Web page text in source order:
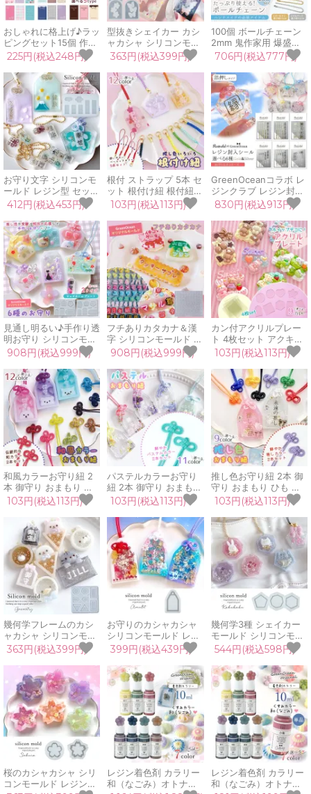
おしゃれに格上げ♪ラッ
ピングセット15個 作品
台紙 OPP袋 プチギフト
プレゼント 販売 量産
お守り バレンタイン
UVレジン
GreenOceanオリジナ
ル♪
225円(税込248円)
型抜きシェイカー カシ
ャカシャ シリコンモー
ルド レジン型 星 スタ
ー さくら 桜 蝶 バタフ
ライ お守り キーホルダ
ー UVレジン LED クラ
フト
363円(税込399円)
100個 ボールチェーン
2mm 鬼作家用 爆盛パ
ック 11cm 12cm ゴール
ド シルバー ストラップ
アクセサリー パーツ 材
料 玉鎖 大容量 業務用
卸
706円(税込777円)
お守り文字 シリコンモ
ールド レジン型 セット
推し活 合格 おまもり
御守り 御札 お札 受験
キーホルダー デコパー
ツ UVレジン LEDレジ
ン 手芸 クラフト
412円(税込453円)
根付 ストラップ 5本 セ
ット 根付け紐 根付紐
御守り おまもり お守り
パーツ 手作り 日本 試
合 部活 受験 合格祈願
材料 資材 UVレジン 手
芸 クラフト
103円(税込113円)
GreenOceanコラボ レ
ジンクラブ レジン封入
シール お守り文字 金文
字 銀文字 推し活 手作
り 御守 合格 受験 必勝
透明 UVレジン Resin
Club
830円(税込913円)
見通し明るい♪手作り透
明お守り シリコンモー
ルド シェイカーモール
ド レジン型 推し活 合
格 UVレジン 手芸 クラ
フト GreenOceanオリ
ジナル♪
908円(税込999円)
フチありカタカナ＆漢
字 シリコンモールド レ
ジン型 セット 片仮名
数字 丸文字 推し活 デ
コ 名前 UVレジン 手芸
クラフト GreenOcean
オリジナル♪
908円(税込999円)
カン付アクリルプレー
ト 4枚セット アクキー
キーホルダー 丸 ハート
星 タグ 長方形 お守り
通し穴付き レジンデコ
ホイップデコ 推し活 パ
ーツ チャーム クラフト
103円(税込113円)
和風カラーお守り紐 2
本 御守り おまもり ひ
も パーツ 手作り 日本
めがね結び 二重 叶結び
試合 部活 受験 合格祈
願 材料 資材 UVレジン
手芸 クラフト
103円(税込113円)
パステルカラーお守り
紐 2本 御守り おまもり
ひも パーツ 手作り 和
風 日本 めがね結び 二
重 叶結び 受験 合格祈
願 材料 資材 UVレジン
手芸 クラフト
103円(税込113円)
推し色お守り紐 2本 御
守り おまもり ひも 推
し活グッズ パーツ 手作
り 和風 日本 めがね結
び 二重 叶結び 受験 合
格祈願 材料 資材 UVレ
ジン 手芸 クラフト
103円(税込113円)
幾何学フレームのカシ
ャカシャ シリコンモー
ルド シェイカー シャカ
シャカ レジン型 丸 三
角 四角 長方形 五角形
推し活 お守り キーホル
ダー UVレジン クラフ
ト
363円(税込399円)
お守りのカシャカシャ
シリコンモールド レジ
ン型 UVレジン おまも
り シェイカーモールド
手芸 プレゼント 手作り
合格祈願 3D カシャカ
シャ中身が動く
399円(税込439円)
幾何学3種 シェイカー
モールド シリコンモー
ルド レジン型 UVレジ
ン 手芸 5角形 6角形 8
角形 ペンタゴン ヘキサ
ゴン オクタゴン 動く
3D カシャカシャ お守
544円(税込598円)
桜のカシャカシャ シリ
コンモールド レジン型
レジン着色剤 カラリー
和（なごみ）オトナく
レジン着色剤 カラリー
和（なごみ）オトナく